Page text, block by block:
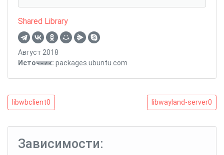
Shared Library
Август 2018
Источник: packages.ubuntu.com
Навигация
записям
libwbclient0
libwbclient0
libwayland-
server0
libwayland-server0
Зависимости: